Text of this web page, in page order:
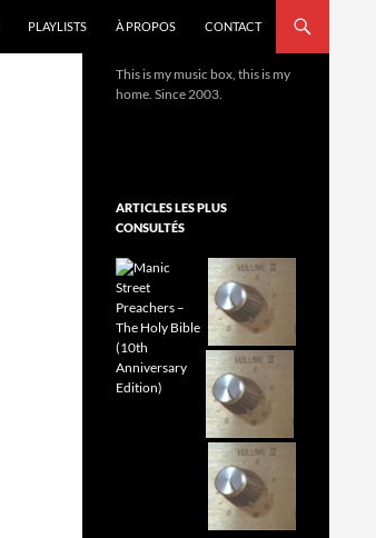
PLAYLISTS À PROPOS CONTACT
This is my music box, this is my
home. Since 2003.
ARTICLES LES PLUS
CONSULTÉS